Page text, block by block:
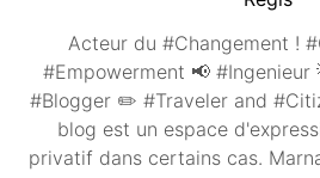
Acteur du #Changement !
#Empowerment 📢 #Ingenieur
#Blogger ✏️ #Traveler and
blog est un espace
privatif dans certains cas.